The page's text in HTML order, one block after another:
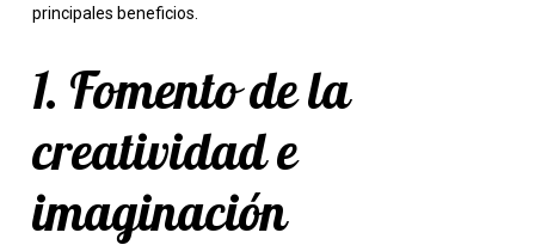
principales beneficios.
1. Fomento de la
creatividad e
imaginación